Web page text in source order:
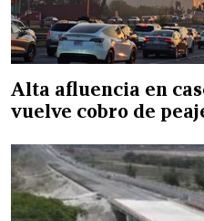
Alta afluencia en
vuelve cobro de